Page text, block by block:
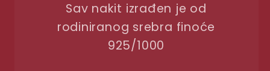
Sav nakit izrađen je od
rodiniranog srebra finoće
925/1000